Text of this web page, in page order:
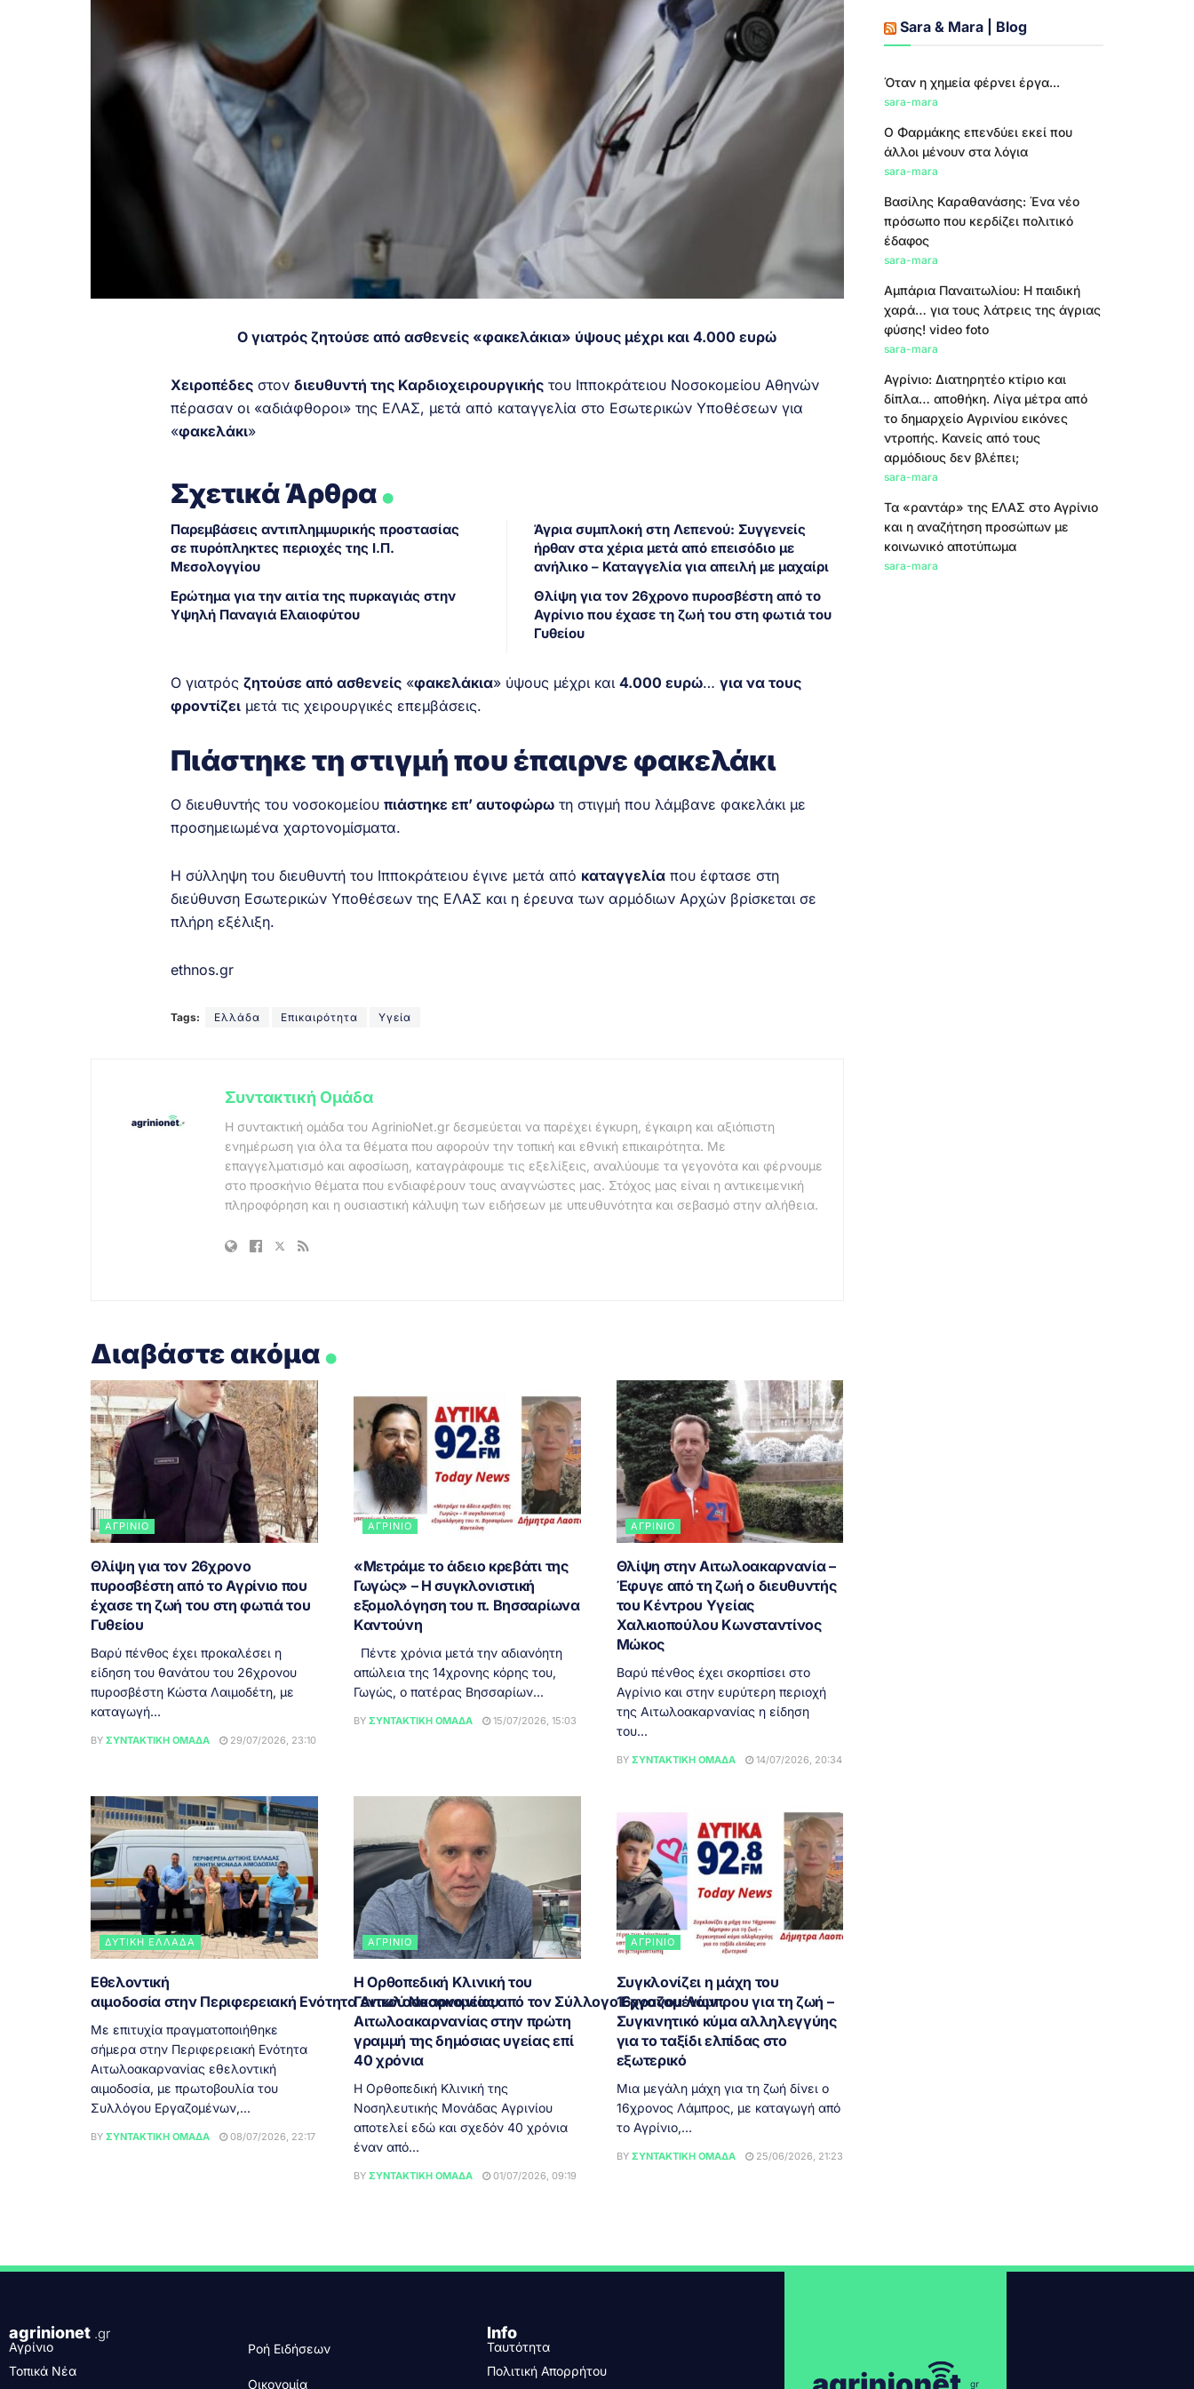
Ο γιατρός ζητούσε από ασθενείς «φακελάκια» ύψους μέχρι και 4.000 ευρώ
Χειροπέδες στον διευθυντή της Καρδιοχειρουργικής του Ιπποκράτειου Νοσοκομείου Αθηνών
πέρασαν οι «αδιάφθοροι» της ΕΛΑΣ, μετά από καταγγελία στο Εσωτερικών Υποθέσεων για
«φακελάκι»
Σχετικά Άρθρα.
Παρεμβάσεις αντιπλημμυρικής προστασίας
σε πυρόπληκτες περιοχές της Ι.Π.
Μεσολογγίου
Ερώτημα για την αιτία της πυρκαγιάς στην
Υψηλή Παναγιά Ελαιοφύτου
Άγρια συμπλοκή στη Λεπενού: Συγγενείς
ήρθαν στα χέρια μετά από επεισόδιο με
ανήλικο – Καταγγελία για απειλή με μαχαίρι
Θλίψη για τον 26χρονο πυροσβέστη από το
Αγρίνιο που έχασε τη ζωή του στη φωτιά του
Γυθείου
Ο γιατρός ζητούσε από ασθενείς «φακελάκια» ύψους μέχρι και 4.000 ευρώ… για να τους
φροντίζει μετά τις χειρουργικές επεμβάσεις.
Πιάστηκε τη στιγμή που έπαιρνε φακελάκι
Ο διευθυντής του νοσοκομείου πιάστηκε επ’ αυτοφώρω τη στιγμή που λάμβανε φακελάκι με
προσημειωμένα χαρτονομίσματα.
Η σύλληψη του διευθυντή του Ιπποκράτειου έγινε μετά από καταγγελία που έφτασε στη
διεύθυνση Εσωτερικών Υποθέσεων της ΕΛΑΣ και η έρευνα των αρμόδιων Αρχών βρίσκεται σε
πλήρη εξέλιξη.
ethnos.gr
Tags: Ελλάδα Επικαιρότητα Υγεία
Συντακτική Ομάδα
Η συντακτική ομάδα του AgrinioNet.gr δεσμεύεται να παρέχει έγκυρη, έγκαιρη και αξιόπιστη
ενημέρωση για όλα τα θέματα που αφορούν την τοπική και εθνική επικαιρότητα. Με
επαγγελματισμό και αφοσίωση, καταγράφουμε τις εξελίξεις, αναλύουμε τα γεγονότα και φέρνουμε
στο προσκήνιο θέματα που ενδιαφέρουν τους αναγνώστες μας. Στόχος μας είναι η αντικειμενική
πληροφόρηση και η ουσιαστική κάλυψη των ειδήσεων με υπευθυνότητα και σεβασμό στην αλήθεια.
Διαβάστε ακόμα.
ΑΓΡΊΝΙΟ
Θλίψη για τον 26χρονο
πυροσβέστη από το Αγρίνιο που
έχασε τη ζωή του στη φωτιά του
Γυθείου
Βαρύ πένθος έχει προκαλέσει η
είδηση του θανάτου του 26χρονου
πυροσβέστη Κώστα Λαιμοδέτη, με
καταγωγή...
BY ΣΥΝΤΑΚΤΙΚΉ ΟΜΆΔΑ 29/07/2026, 23:10
ΑΓΡΊΝΙΟ
«Μετράμε το άδειο κρεβάτι της
Γωγώς» – Η συγκλονιστική
εξομολόγηση του π. Βησσαρίωνα
Καντούνη
Πέντε χρόνια μετά την αδιανόητη
απώλεια της 14χρονης κόρης του,
Γωγώς, ο πατέρας Βησσαρίων...
BY ΣΥΝΤΑΚΤΙΚΉ ΟΜΆΔΑ 15/07/2026, 15:03
ΑΓΡΊΝΙΟ
Θλίψη στην Αιτωλοακαρνανία –
Έφυγε από τη ζωή ο διευθυντής
του Κέντρου Υγείας
Χαλκιοπούλου Κωνσταντίνος
Μώκος
Βαρύ πένθος έχει σκορπίσει στο
Αγρίνιο και στην ευρύτερη περιοχή
της Αιτωλοακαρνανίας η είδηση
του...
BY ΣΥΝΤΑΚΤΙΚΉ ΟΜΆΔΑ 14/07/2026, 20:34
ΔΥΤΙΚΉ ΕΛΛΆΔΑ
Εθελοντική
αιμοδοσία στην Περιφερειακή Ενότητα Αιτωλοακαρνανίας από τον Σύλλογο Εργαζομένων
Με επιτυχία πραγματοποιήθηκε
σήμερα στην Περιφερειακή Ενότητα
Αιτωλοακαρνανίας εθελοντική
αιμοδοσία, με πρωτοβουλία του
Συλλόγου Εργαζομένων,...
BY ΣΥΝΤΑΚΤΙΚΉ ΟΜΆΔΑ 08/07/2026, 22:17
ΑΓΡΊΝΙΟ
Η Ορθοπεδική Κλινική του
Γενικού Νοσοκομείου
Αιτωλοακαρνανίας στην πρώτη
γραμμή της δημόσιας υγείας επί
40 χρόνια
Η Ορθοπεδική Κλινική της
Νοσηλευτικής Μονάδας Αγρινίου
αποτελεί εδώ και σχεδόν 40 χρόνια
έναν από...
BY ΣΥΝΤΑΚΤΙΚΉ ΟΜΆΔΑ 01/07/2026, 09:19
ΑΓΡΊΝΙΟ
Συγκλονίζει η μάχη του
16χρονου Λάμπρου για τη ζωή –
Συγκινητικό κύμα αλληλεγγύης
για το ταξίδι ελπίδας στο
εξωτερικό
Μια μεγάλη μάχη για τη ζωή δίνει ο
16χρονος Λάμπρος, με καταγωγή από
το Αγρίνιο,...
BY ΣΥΝΤΑΚΤΙΚΉ ΟΜΆΔΑ 25/06/2026, 21:23
Sara & Mara | Blog
Όταν η χημεία φέρνει έργα...
sara-mara
Ο Φαρμάκης επενδύει εκεί που
άλλοι μένουν στα λόγια
sara-mara
Βασίλης Καραθανάσης: Ένα νέο
πρόσωπο που κερδίζει πολιτικό
έδαφος
sara-mara
Αμπάρια Παναιτωλίου: Η παιδική
χαρά… για τους λάτρεις της άγριας
φύσης! video foto
sara-mara
Αγρίνιο: Διατηρητέο κτίριο και
δίπλα… αποθήκη. Λίγα μέτρα από
το δημαρχείο Αγρινίου εικόνες
ντροπής. Κανείς από τους
αρμόδιους δεν βλέπει;
sara-mara
Τα «ραντάρ» της ΕΛΑΣ στο Αγρίνιο
και η αναζήτηση προσώπων με
κοινωνικό αποτύπωμα
sara-mara
agrinionet .gr
Αγρίνιο
Τοπικά Νέα
Ροή Ειδήσεων
Οικονομία
Info
Ταυτότητα
Πολιτική Απορρήτου